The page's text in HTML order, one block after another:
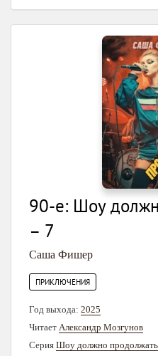
90-е: Шоу
– 7
Саша Фишер
ПРИКЛЮЧЕНИЯ
Год выхода: 2025
Читает Александр Мозгунов
Серия Шоу должно